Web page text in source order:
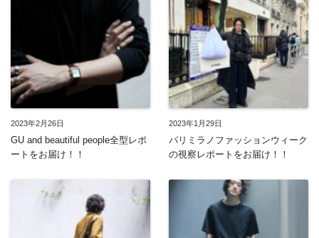
2023年2月26日
GU and beautiful people全型レポ
ートをお届け！！
2023年1月29日
パリミラノファッションウィーク
の視察レポートをお届け！！